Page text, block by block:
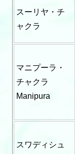
スーリヤ・チ
ャクラ
マニプーラ・
チャクラ
Manipura
スワディシュ